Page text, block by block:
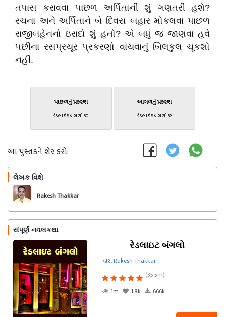
તપાસ કરાવવા પાછળ અર્પિતાની શું ગણતરી હશે?
રચના અને અર્પિતાને બે દિવસ બહાર મોકલવા પાછળ
રાજીબહેનનો ઇરાદો શું હતો? એ બધું જ જાણવા હવે
પછીના રસપ્રચૂર પ્રકરણો વાંચવાનું બિલકુલ ચૂકશો
નહીં.
પાછળનું પ્રકરણ
રેડલાઇટ બંગલો ૩૦
આગળનું પ્રકરણ
રેડલાઇટ બંગલો ૩૨
આ પુસ્તકને શેર કરો:
લેખક વિશે
Rakesh Thakkar
સંપૂર્ણ નવલકથા
રેડલાઇટ બંગલો
દ્વારા Rakesh Thakkar
(35.5m)
1m
1.8k 666k